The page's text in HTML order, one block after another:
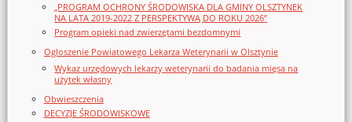
„PROGRAM OCHRONY ŚRODOWISKA DLA GMINY OLSZTYNEK
NA LATA 2019-2022 Z PERSPEKTYWĄ DO ROKU 2026”
Program opieki nad zwierzętami bezdomnymi
Ogloszenie Powiatowego Lekarza Weterynarii w Olsztynie
Wykaz urzędowych lekarzy weterynarii do badania mięsa na
użytek własny
Obwieszczenia
DECYZJE ŚRODOWISKOWE